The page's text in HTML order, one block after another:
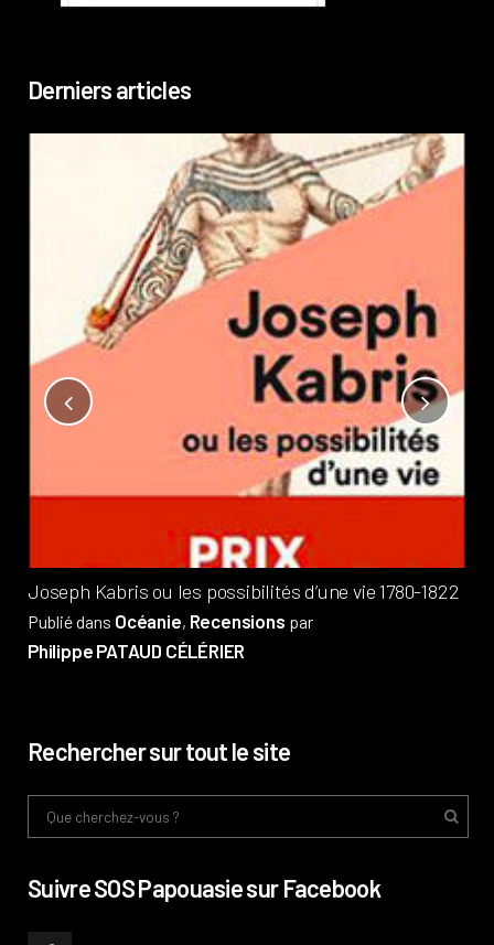
Derniers articles
Joseph Kabris ou les possibilités d’une vie 1780-1822
Publié dans Océanie, Recensions par
Philippe PATAUD CÉLÉRIER
Rechercher sur tout le site
Suivre SOS Papouasie sur Facebook